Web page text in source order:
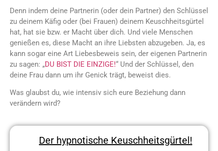
Denn indem deine Partnerin (oder dein Partner) den Schlüssel
zu deinem Käfig oder (bei Frauen) deinem Keuschheitsgürtel
hat, hat sie bzw. er Macht über dich. Und viele Menschen
genießen es, diese Macht an ihre Liebsten abzugeben. Ja, es
kann sogar eine Art Liebesbeweis sein, der eigenen Partnerin
zu sagen: „DU BIST DIE EINZIGE!“ Und der Schlüssel, den
deine Frau dann um ihr Genick trägt, beweist dies.
Was glaubst du, wie intensiv sich eure Beziehung dann
verändern wird?
Der hypnotische Keuschheitsgürtel!